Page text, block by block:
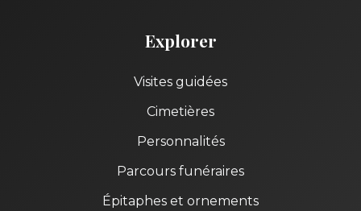
Explorer
Visites guidées
Cimetières
Personnalités
Parcours funéraires
Épitaphes et ornements